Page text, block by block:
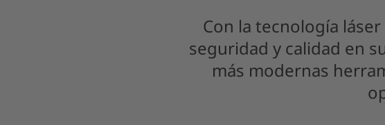
Con la tecnología
seguridad y calidad en
más modernas